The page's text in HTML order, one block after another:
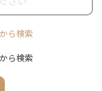
ら検索
ら検索